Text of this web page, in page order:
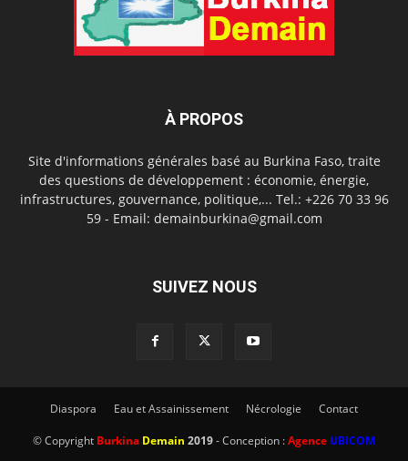
À PROPOS
Site d'informations générales basé au Burkina Faso, traite
des questions de développement : économie, énergie,
infrastructures, gouvernance, politique,... Tel.: +226 70 33 96
59 - Email: demainburkina@gmail.com
SUIVEZ NOUS
Diaspora Eau et Assainissement Nécrologie Contact
© Copyright Burkina Demain 2019- Conception :Agence UBICOM